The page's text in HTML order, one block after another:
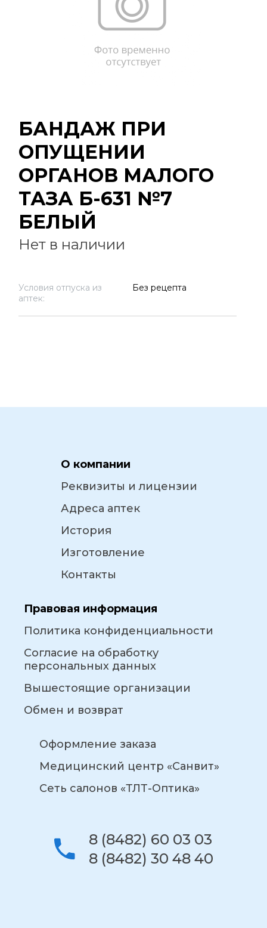
БАНДАЖ ПРИ
ОПУЩЕНИИ
ОРГАНОВ МАЛОГО
ТАЗА Б-631 №7
БЕЛЫЙ
Нет в наличии
Условия отпуска из
аптек:
Без рецепта
О компании
Реквизиты и лицензии
Адреса аптек
История
Изготовление
Контакты
Правовая информация
Политика конфиденциальности
Согласие на обработку
персональных данных
Вышестоящие организации
Обмен и возврат
Оформление заказа
Медицинский центр «Санвит»
Сеть салонов «ТЛТ-Оптика»
8 (8482) 60 03 03
8 (8482) 30 48 40